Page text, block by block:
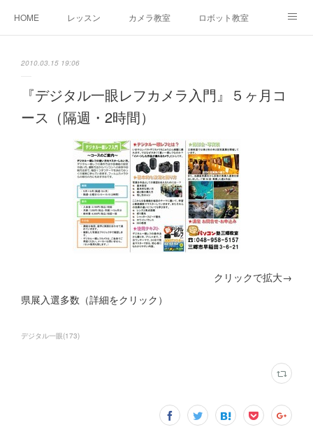
HOME レッスン カメラ教室 ロボット教室
2010.03.15 19:06
『デジタル一眼レフカメラ入門』５ヶ月コ
ース（隔週・2時間）
クリックで拡大→
県展入選多数（詳細をクリック）
デジタル一眼(173)